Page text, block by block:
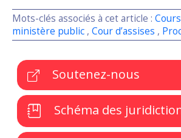
Mots-clés associés à cet article :
ministère public , Cour d’assises ,
Soutenez-nous
Schéma des